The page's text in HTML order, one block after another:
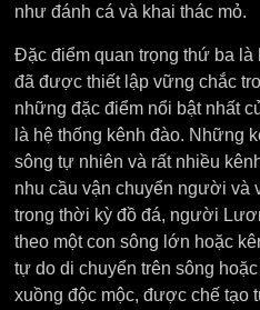
như đánh cá và khai thác mỏ.
Đặc điểm quan trọng thứ ba
đã được thiết lập vững chắc
những đặc điểm nổi bật nhất
là hệ thống kênh đào. Những
sông tự nhiên và rất nhiều
nhu cầu vận chuyển người và
trong thời kỳ đồ đá, người
theo một con sông lớn hoặc
tự do di chuyển trên sông
xuồng độc mộc, được chế tạo